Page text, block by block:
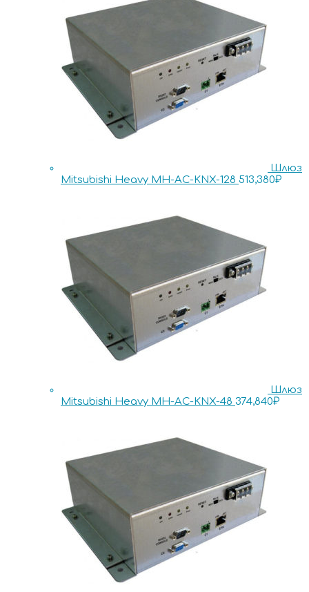
Шлюз
Mitsubishi Heavy MH-AC-KNX-128 513,380₽
Шлюз
Mitsubishi Heavy MH-AC-KNX-48 374,840₽